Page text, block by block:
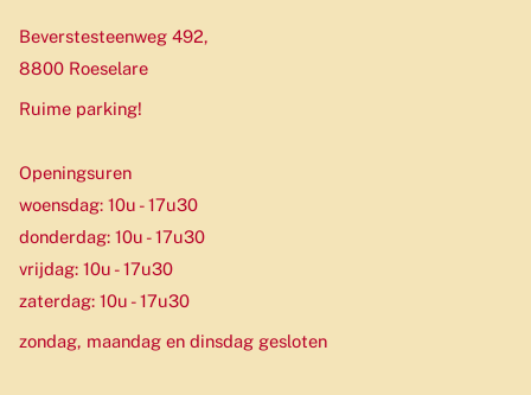
Beverstesteenweg 492,
8800 Roeselare
Ruime parking!
Openingsuren
woensdag: 10u - 17u30
donderdag: 10u - 17u30
vrijdag: 10u - 17u30
zaterdag: 10u - 17u30
zondag, maandag en dinsdag gesloten